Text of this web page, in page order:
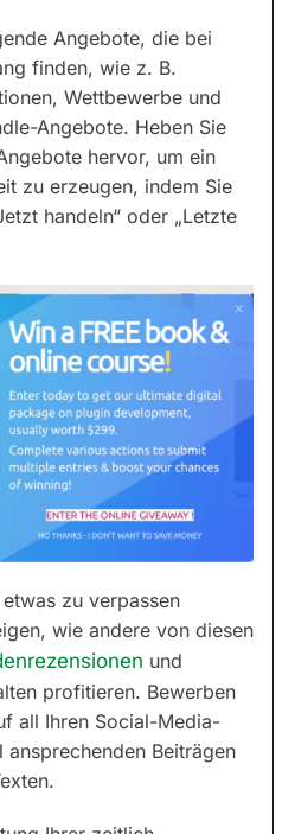
Angebote, die bei
finden, wie z. B.
Wettbewerbe und
Angebote. Heben Sie
hervor, um ein
zu erzeugen, indem Sie
handeln“ oder „Letzte
zu verpassen
wie andere von diesen
und
profitieren. Bewerben
all Ihren Social-Media-
Beiträgen